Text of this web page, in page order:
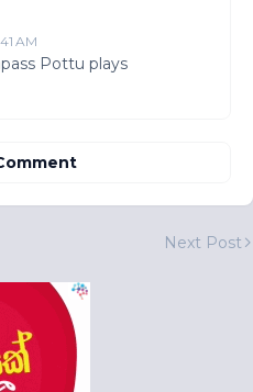
AM
Pottu plays
Next Post